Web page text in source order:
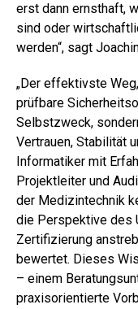
erst dann ernsthaft,
sind oder
werden“, sagt
„Der effektivste
prüfbare
Selbstzweck,
Vertrauen, Stabilität
Informatiker mit
Projektleiter und
der Medizintechnik
die Perspektive des
Zertifizierung
bewertet. Dieses
– einem
praxisorientierte